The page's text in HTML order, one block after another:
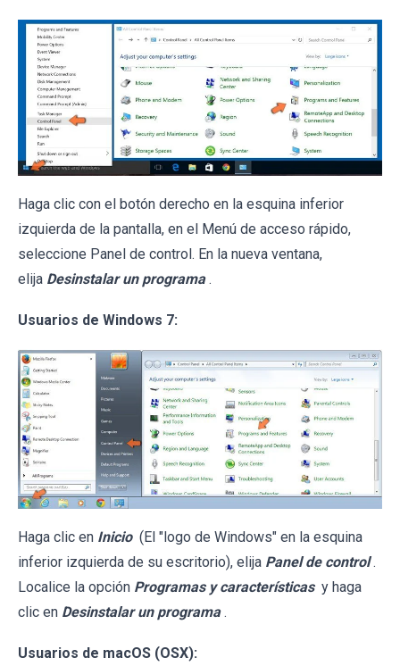
Haga clic con el botón derecho en la esquina inferior
izquierda de la pantalla, en el Menú de acceso rápido,
seleccione Panel de control. En la nueva ventana,
elija Desinstalar un programa .
Usuarios de Windows 7:
Haga clic en Inicio (El "logo de Windows" en la esquina
inferior izquierda de su escritorio), elija Panel de control .
Localice la opción Programas y características y haga
clic en Desinstalar un programa .
Usuarios de macOS (OSX):